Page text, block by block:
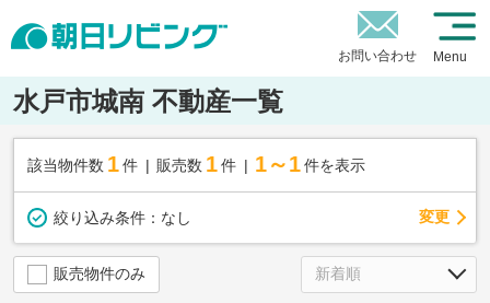
お問い合わせ Menu
水戸市城南 不動産一覧
該当物件数 1件 販売数 1 件 1～1 件を表示
絞り込み条件： なし 変更
販売物件のみ